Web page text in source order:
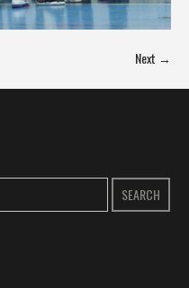
Next →
SEARCH